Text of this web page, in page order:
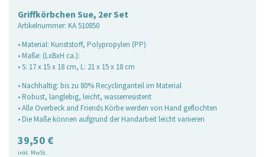
Griffkörbchen Sue, 2er Set
Artikelnummer: KA 510850
• Material: Kunststoff, Polypropylen (PP)
• Maße: (LxBxH ca.):
• S: 17 x 15 x 18 cm, L: 21 x 15 x 18 cm
• Nachhaltig: bis zu 80% Recyclinganteil im Material
• Robust, langlebig, leicht, wasserresistent
• Alle Overbeck and Friends Körbe werden von Hand geflochten
• Die Maße können aufgrund der Handarbeit leicht variieren
39,50 €
inkl. MwSt.